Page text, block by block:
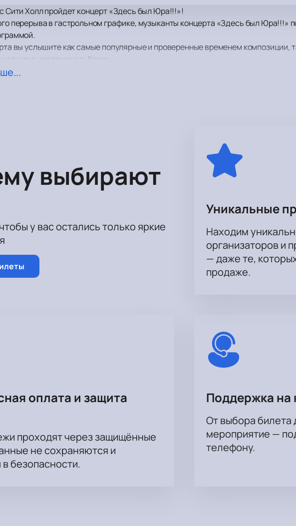
Сити Холл пройдет концерт «Здесь был Юра!!!»!
перерыва в гастрольном графике, музыканты концерта «Здесь был Юра!!!»
вы услышите как самые популярные и проверенные временем композиции,
в недавних альбомах.
ожидает море драйва и отличного настроения, возможность вживую
выбирают
у вас остались только яркие
Уникальные
Находим
организаторов и
— даже те,
продаже.
оплата и защита
проходят через защищённые
не сохраняются и
безопасности.
Поддержка на
От выбора билета
мероприятие —
телефону.